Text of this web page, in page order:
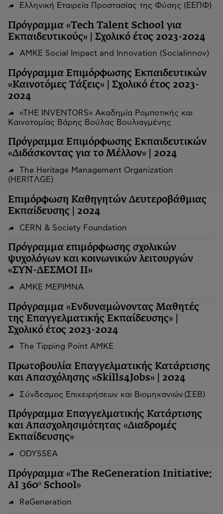
Ελληνική Εταιρεία Προστασίας της Φύσης (ΕΕΠΦ)
Πρόγραμμα «Tech Talent School για
Εκπαιδευτικούς» | Σχολικό έτος 2023-2024
ΑΜΚΕ Social Impact and Innovation (Socialinnov)
Πρόγραμμα Επιμόρφωσης Εκπαιδευτικών
«Καινοτόμες Τάξεις» | Σχολικό έτος 2023-
2024
«THE INVENTORS» Ακαδημία Ρομποτικής και
Καινοτομίας Βάρης Βούλας Βουλιαγμένης
Πρόγραμμα Επιμόρφωσης Εκπαιδευτικών
«Διδάσκοντας για το Μέλλον» | 2024
The Heritage Management Organization
(HERITΛGΕ)
Επιμόρφωση Καθηγητών Δευτεροβάθμιας
Εκπαίδευσης | 2024
CERN & Society Foundation
Πρόγραμμα επιμόρφωσης σχολικών
ψυχολόγων και κοινωνικών λειτουργών
«ΣΥΝ-ΔΕΣΜΟΙ ΙΙ»
ΑΜΚΕ ΜΕΡΙΜΝΑ
Πρόγραμμα «Ενδυναμώνοντας Μαθητές
της Επαγγελματικής Εκπαίδευσης» |
Σχολικό έτος 2023-2024
The Tipping Point ΑΜΚΕ
Πρωτοβουλία Επαγγελματικής Κατάρτισης
και Απασχόλησης «Skills4Jobs» | 2024
Σύνδεσμος Επιχειρήσεων και Βιομηχανιών (ΣΕΒ)
Πρόγραμμα Επαγγελματικής Κατάρτισης
και Απασχολησιμότητας «Διαδρομές
Εκπαίδευσης»
ODYSSEA
Πρόγραμμα «The ReGeneration Initiative:
AI 360º School»
ReGeneration